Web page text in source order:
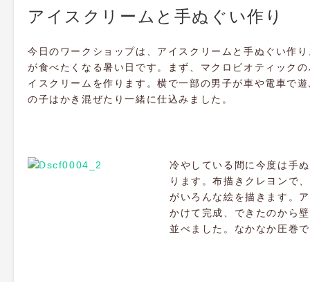
アイスクリームと手ぬぐい作り
今日のワークショップは、アイスクリームと手ぬぐい作
が食べたくなる暑い日です。まず、マクロビオティック
イスクリームを作ります。横で一部の男子が車や電車で
の子はかき混ぜたり一緒に仕込みました。
冷やしている間に今度は手
ります。布描きクレヨンで
がいろんな絵を描きます。
かけて完成、できたのから
並べました。なかなか圧巻